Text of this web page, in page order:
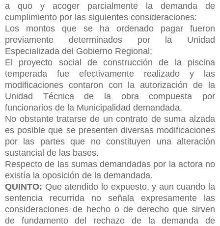
a quo y acoger parcialmente la demanda de
cumplimiento por las siguientes consideraciones:
Los montos que se ha ordenado pagar fueron
previamente determinados por la Unidad
Especializada del Gobierno Regional;
El proyecto social de construcción de la piscina
temperada fue efectivamente realizado y las
modificaciones contaron con la autorización de la
Unidad Técnica de la obra compuesta por
funcionarios de la Municipalidad demandada.
No obstante tratarse de un contrato de suma alzada
es posible que se presenten diversas modificaciones
por las partes que no constituyen una alteración
sustancial de las bases.
Respecto de las sumas demandadas por la actora no
existía la oposición de la demandada.
QUINTO: Que atendido lo expuesto, y aun cuando la
sentencia recurrida no señala expresamente las
consideraciones de hecho o de derecho que sirven
de fundamento del rechazo de la demanda de